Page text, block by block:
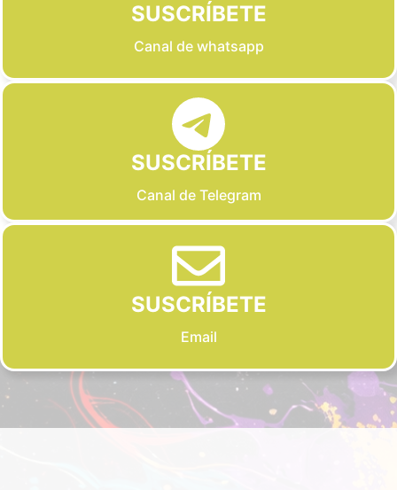
SUSCRÍBETE
Canal de whatsapp
SUSCRÍBETE
Canal de Telegram
SUSCRÍBETE
Email